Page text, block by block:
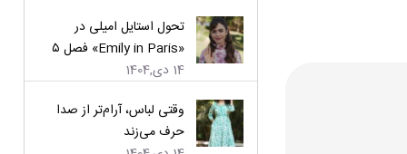
تحول استایل امیلی در
«Emily in Paris» فصل ۵
14 دی,1404
وقتی لباس، آرام‌تر از صدا
حرف می‌زند